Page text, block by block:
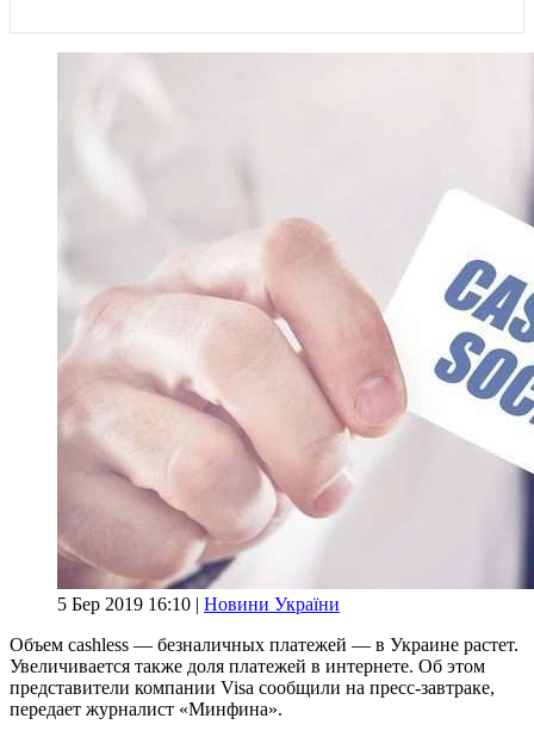
5 Бер 2019 16:10 | Новини України
Объем cashless — безналичных платежей — в Украине растет.
Увеличивается также доля платежей в интернете. Об этом
представители компании Visa сообщили на пресс-завтраке,
передает журналист «Минфина».